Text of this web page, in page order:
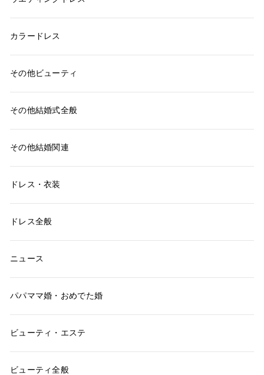
カラードレス
その他ビューティ
その他結婚式全般
その他結婚関連
ドレス・衣装
ドレス全般
ニュース
パパママ婚・おめでた婚
ビューティ・エステ
ビューティ全般